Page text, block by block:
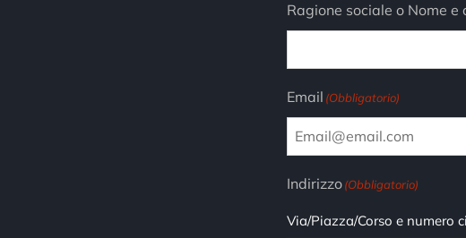
Ragione sociale o Nome e
Email (Obbligatorio)
Indirizzo (Obbligatorio)
Via/Piazza/Corso e numero